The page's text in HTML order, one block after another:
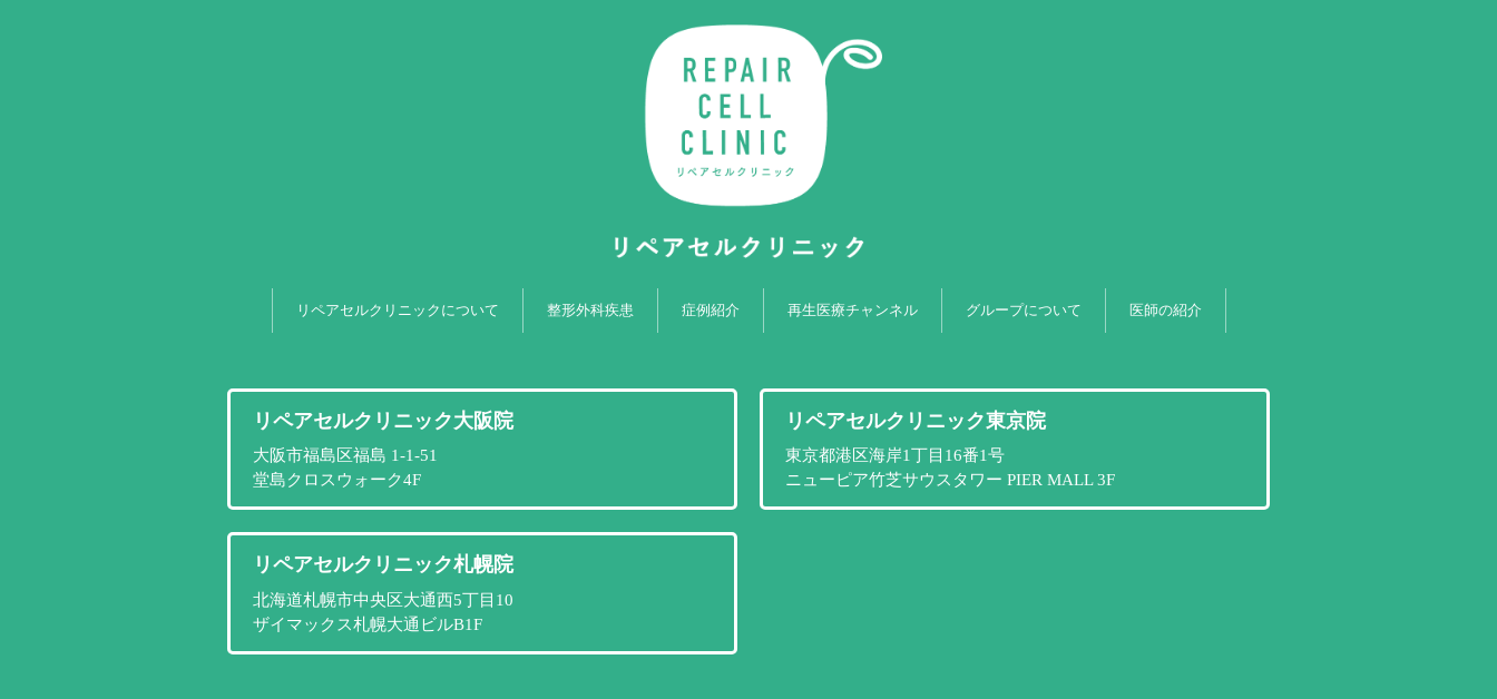
リペアセルクリニックについて 整形外科疾患 症例紹介 再生医療チャンネル グループについて 医師の紹介
リペアセルクリニック大阪院
大阪市福島区福島 1-1-51
堂島クロスウォーク4F
リペアセルクリニック東京院
東京都港区海岸1丁目16番1号
ニューピア竹芝サウスタワー PIER MALL 3F
リペアセルクリニック札幌院
北海道札幌市中央区大通西5丁目10
ザイマックス札幌大通ビルB1F